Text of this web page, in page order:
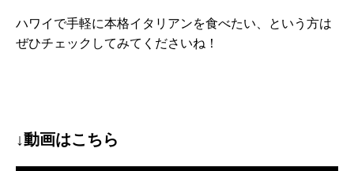
ハワイで手軽に本格イタリアンを食べたい、という方は
ぜひチェックしてみてくださいね！
↓動画はこちら